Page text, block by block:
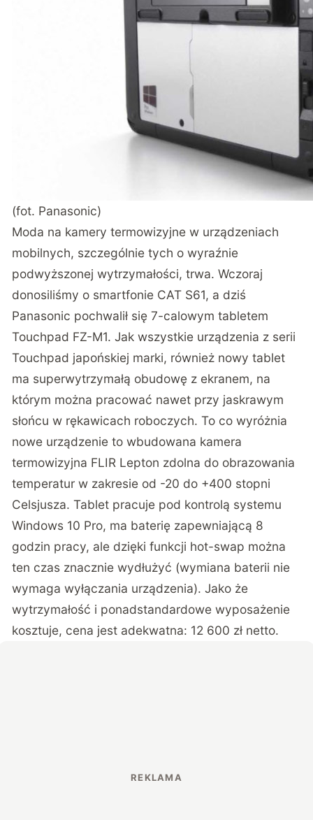
(fot. Panasonic)
Moda na kamery termowizyjne w urządzeniach
mobilnych, szczególnie tych o wyraźnie
podwyższonej wytrzymałości, trwa. Wczoraj
donosiliśmy o smartfonie CAT S61, a dziś
Panasonic pochwalił się 7-calowym tabletem
Touchpad FZ-M1. Jak wszystkie urządzenia z serii
Touchpad japońskiej marki, również nowy tablet
ma superwytrzymałą obudowę z ekranem, na
którym można pracować nawet przy jaskrawym
słońcu w rękawicach roboczych. To co wyróżnia
nowe urządzenie to wbudowana kamera
termowizyjna FLIR Lepton zdolna do obrazowania
temperatur w zakresie od -20 do +400 stopni
Celsjusza. Tablet pracuje pod kontrolą systemu
Windows 10 Pro, ma baterię zapewniającą 8
godzin pracy, ale dzięki funkcji hot-swap można
ten czas znacznie wydłużyć (wymiana baterii nie
wymaga wyłączania urządzenia). Jako że
wytrzymałość i ponadstandardowe wyposażenie
kosztuje, cena jest adekwatna: 12 600 zł netto.